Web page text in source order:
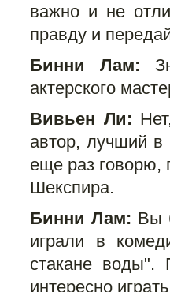
важно и не
правду и
Бинни Лам:
актерского
Вивьен Ли:
автор, лучший в
еще раз говорю,
Шекспира.
Бинни Лам: Вы
играли в
стакане
интересно